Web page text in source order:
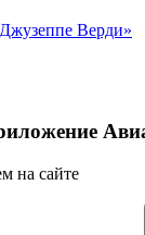
Верди»
на сайте